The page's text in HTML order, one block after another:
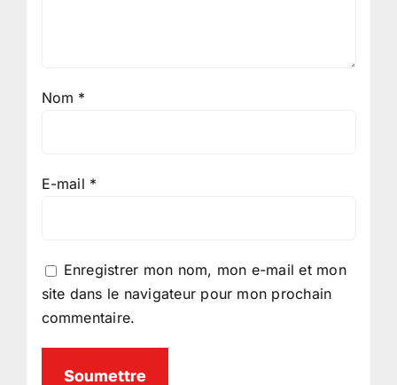
Nom *
E-mail *
Enregistrer mon nom, mon e-mail et mon
site dans le navigateur pour mon prochain
commentaire.